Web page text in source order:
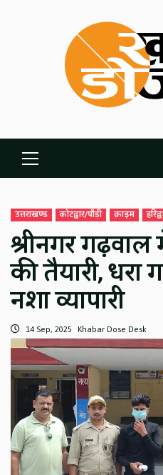
Primary
Menu
उत्तराखण्ड कोटद्वार/पौड़ी क्राइम
श्रीनगर
की तैयारी, धरा
नशा व्यापारी
14 Sep, 2025 Khabar Dose Desk